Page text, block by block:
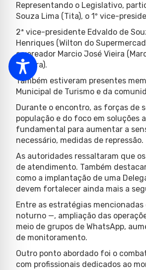
Representando o Legislativo,
Souza Lima (Tita), o 1º vice-
2ª vice-presidente Edvaldo de
Henriques (Wilton do
o vereador Marcio José Vieira
Roseira).
Também estiveram presentes
Municipal de Turismo e da
Durante o encontro, as forças de
população e do foco em soluções
fundamental para aumentar a
necessário, medidas de repressão.
As autoridades ressaltaram que
de atendimento. Também
como a implantação de uma
devem fortalecer ainda mais a
Entre as estratégias
noturno —, ampliação das
meio de grupos de WhatsApp,
de monitoramento.
Outro ponto abordado foi o
com profissionais dedicados ao